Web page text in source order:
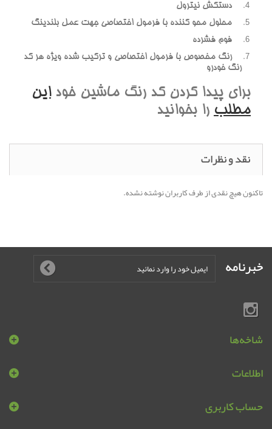
دستکش نيترول
محلول محو کننده با فرمول اختصاصي جهت عمل بلندينگ
فوم فشرده
رنگ مخصوص با فرمول اختصاصي و ترکيب شده ويژه هر کد
رنگ خودرو
براي پيدا کردن کد رنگ ماشين خوداين
مطلب را بخوانيد
نقد و نظرات
تاکنون هیچ نقدی از طرف کاربران نوشته نشده.
خبرنامه
شاخه‌ها
اطلاعات
حساب کاربری